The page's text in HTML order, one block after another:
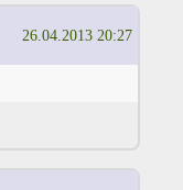
26.04.2013 20:27